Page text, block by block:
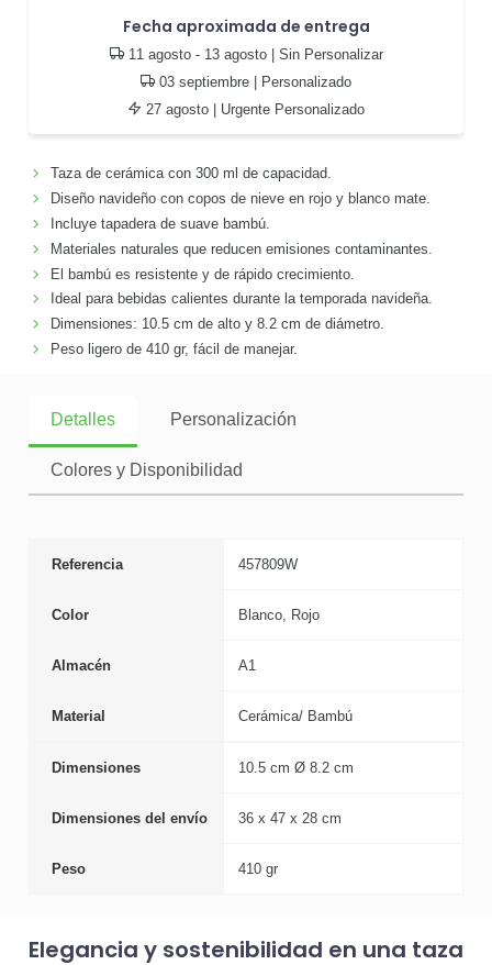
Fecha aproximada de entrega
11 agosto - 13 agosto| Sin Personalizar
03 septiembre | Personalizado
27 agosto | Urgente Personalizado
Taza de cerámica con 300 ml de capacidad.
Diseño navideño con copos de nieve en rojo y blanco mate.
Incluye tapadera de suave bambú.
Materiales naturales que reducen emisiones contaminantes.
El bambú es resistente y de rápido crecimiento.
Ideal para bebidas calientes durante la temporada navideña.
Dimensiones: 10.5 cm de alto y 8.2 cm de diámetro.
Peso ligero de 410 gr, fácil de manejar.
Detalles Personalización
Colores y Disponibilidad
Referencia 457809W
Color Blanco, Rojo
Almacén A1
Material Cerámica/ Bambú
Dimensiones 10.5 cm Ø 8.2 cm
Dimensiones del envío 36 x 47 x 28 cm
Peso 410 gr
Elegancia y sostenibilidad en una taza